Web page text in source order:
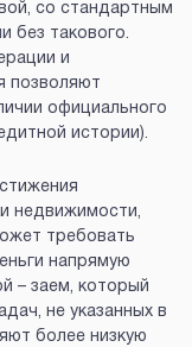
со стандартным
без такового.
и
позволяют
официального
истории).
недвижимости,
требовать
напрямую
– заем, который
не указанных в
более низкую